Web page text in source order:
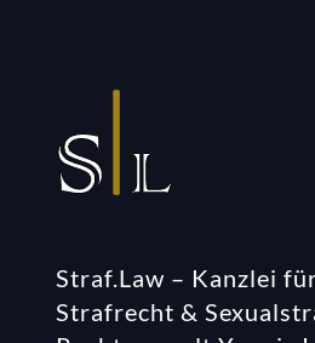
Straf.Law – Kanzlei
Strafrecht &